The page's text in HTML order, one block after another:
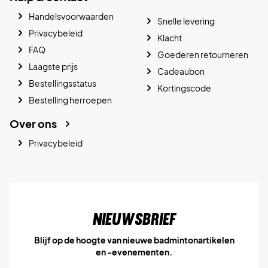
Handelsvoorwaarden
Privacybeleid
FAQ
Laagste prijs
Bestellingsstatus
Bestelling herroepen
Snelle levering
Klacht
Goederen retourneren
Cadeaubon
Kortingscode
Over ons
Privacybeleid
Nieuwsbrief
Blijf op de hoogte van nieuwe badmintonartikelen
en -evenementen.